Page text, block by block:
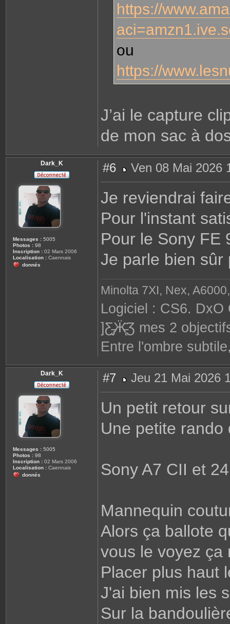
https://
ou
https://
J’ai le capture
de mon sac à
Dark_K
Messages : 5005
Photos : 98
Inscription : 02 Mars 2006
Localisation : Caennais
donnés
#6
e
a
Ven 08 Mai 2026
Je reviendrai
Pour l'instant
Pour le Sony FE
Je parle bien sûr
Minolta 7XI, Nex,
Logiciel : CS6. DxO
]Ƹ̵̡Ӝ̵̨̄Ʒ mes 2
Entre l'ombre
Dark_K
Messages : 5005
Photos : 98
Inscription : 02 Mars 2006
Localisation : Caennais
donnés
#7
e
a
Jeu 21 Mai 2026
Un petit retour
Une petite rando
Sony A7 CII et
Mannequin
Alors ça ballote
vous le voyez ça
Placer plus haut
J'ai bien mis les
Sur la